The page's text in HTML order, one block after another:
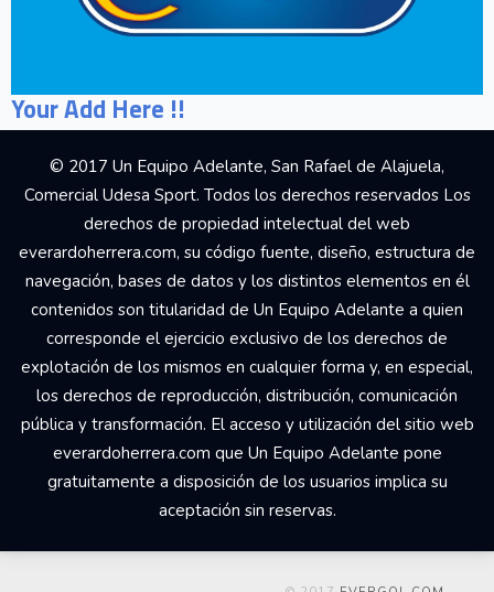
Your Add Here !!
© 2017 Un Equipo Adelante, San Rafael de Alajuela,
Comercial Udesa Sport. Todos los derechos reservados Los
derechos de propiedad intelectual del web
everardoherrera.com, su código fuente, diseño, estructura de
navegación, bases de datos y los distintos elementos en él
contenidos son titularidad de Un Equipo Adelante a quien
corresponde el ejercicio exclusivo de los derechos de
explotación de los mismos en cualquier forma y, en especial,
los derechos de reproducción, distribución, comunicación
pública y transformación. El acceso y utilización del sitio web
everardoherrera.com que Un Equipo Adelante pone
gratuitamente a disposición de los usuarios implica su
aceptación sin reservas.